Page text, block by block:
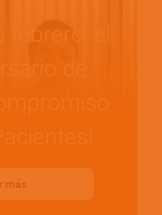
febrero, el
de
más